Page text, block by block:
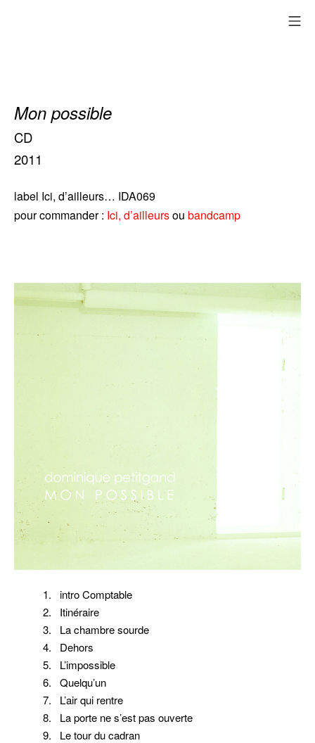
Mon possible
CD
2011
label Ici, d’ailleurs… IDA069
pour commander : Ici, d’ailleursou bandcamp
1. intro Comptable
2. Itinéraire
3. La chambre sourde
4. Dehors
5. L’impossible
6. Quelqu’un
7. L’air qui rentre
8. La porte ne s’est pas ouverte
9. Le tour du cadran